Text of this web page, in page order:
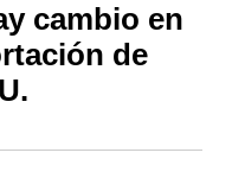
cambio en
de